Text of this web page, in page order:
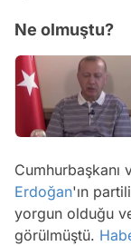
Ne olmuştu?
Cumhurbaşkanı
Erdoğan'ın
yorgun olduğu
görülmüştü.